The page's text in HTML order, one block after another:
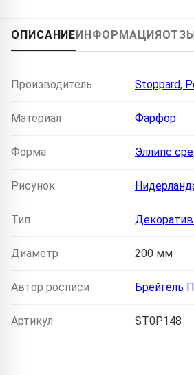
ОПИСАНИЕИНФОРМАЦИЯ
Производитель Stoppard,
Материал Фарфор
Форма Эллипс
Рисунок
Тип
Диаметр 200 мм
Автор росписи Брейгель
Артикул ST0P148